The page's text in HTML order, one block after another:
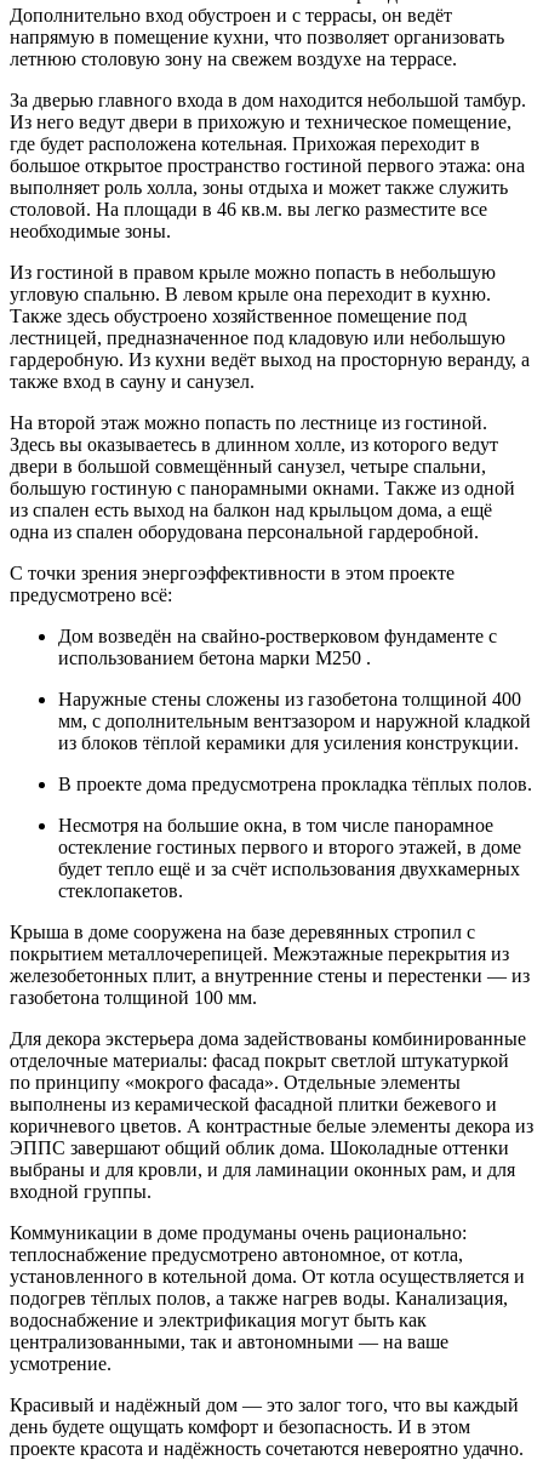
Дополнительно вход обустроен и с террасы, он ведёт
напрямую в помещение кухни, что позволяет организовать
летнюю столовую зону на свежем воздухе на террасе.
За дверью главного входа в дом находится небольшой тамбур.
Из него ведут двери в прихожую и техническое помещение,
где будет расположена котельная. Прихожая переходит в
большое открытое пространство гостиной первого этажа: она
выполняет роль холла, зоны отдыха и может также служить
столовой. На площади в 46 кв.м. вы легко разместите все
необходимые зоны.
Из гостиной в правом крыле можно попасть в небольшую
угловую спальню. В левом крыле она переходит в кухню.
Также здесь обустроено хозяйственное помещение под
лестницей, предназначенное под кладовую или небольшую
гардеробную. Из кухни ведёт выход на просторную веранду, а
также вход в сауну и санузел.
На второй этаж можно попасть по лестнице из гостиной.
Здесь вы оказываетесь в длинном холле, из которого ведут
двери в большой совмещённый санузел, четыре спальни,
большую гостиную с панорамными окнами. Также из одной
из спален есть выход на балкон над крыльцом дома, а ещё
одна из спален оборудована персональной гардеробной.
С точки зрения энергоэффективности в этом проекте
предусмотрено всё:
Дом возведён на свайно-ростверковом фундаменте с
использованием бетона марки М250 .
Наружные стены сложены из газобетона толщиной 400
мм, с дополнительным вентзазором и наружной кладкой
из блоков тёплой керамики для усиления конструкции.
В проекте дома предусмотрена прокладка тёплых полов.
Несмотря на большие окна, в том числе панорамное
остекление гостиных первого и второго этажей, в доме
будет тепло ещё и за счёт использования двухкамерных
стеклопакетов.
Крыша в доме сооружена на базе деревянных стропил с
покрытием металлочерепицей. Межэтажные перекрытия из
железобетонных плит, а внутренние стены и перестенки — из
газобетона толщиной 100 мм.
Для декора экстерьера дома задействованы комбинированные
отделочные материалы: фасад покрыт светлой штукатуркой
по принципу «мокрого фасада». Отдельные элементы
выполнены из керамической фасадной плитки бежевого и
коричневого цветов. А контрастные белые элементы декора из
ЭППС завершают общий облик дома. Шоколадные оттенки
выбраны и для кровли, и для ламинации оконных рам, и для
входной группы.
Коммуникации в доме продуманы очень рационально:
теплоснабжение предусмотрено автономное, от котла,
установленного в котельной дома. От котла осуществляется и
подогрев тёплых полов, а также нагрев воды. Канализация,
водоснабжение и электрификация могут быть как
централизованными, так и автономными — на ваше
усмотрение.
Красивый и надёжный дом — это залог того, что вы каждый
день будете ощущать комфорт и безопасность. И в этом
проекте красота и надёжность сочетаются невероятно удачно.